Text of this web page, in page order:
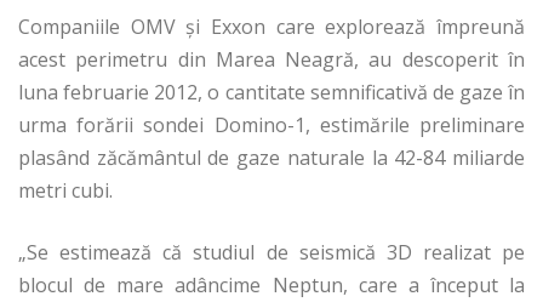
Companiile OMV și Exxon care explorează împreună
acest perimetru din Marea Neagră, au descoperit în
luna februarie 2012, o cantitate semnificativă de gaze în
urma forării sondei Domino-1, estimările preliminare
plasând zăcământul de gaze naturale la 42-84 miliarde
metri cubi.
„Se estimează că studiul de seismică 3D realizat pe
blocul de mare adâncime Neptun, care a început la